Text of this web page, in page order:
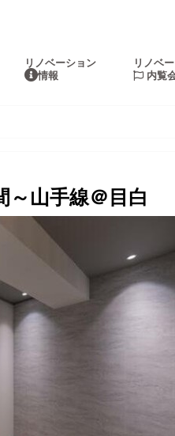
リノベーション
情報
リノベ
内覧
山手線＠目白